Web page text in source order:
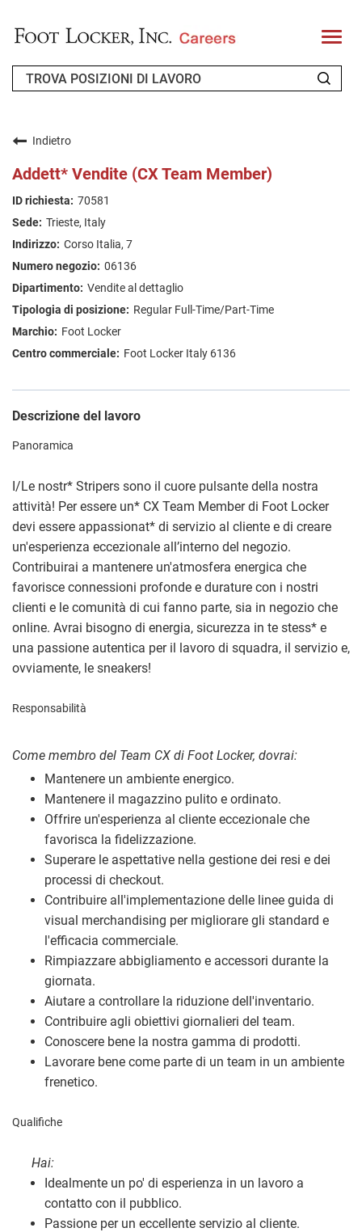
T
o
l
FAQ
CERCA LAVORO
Indietro
Addett* Vendite (CX Team Member)
70581
Trieste, Italy
Corso Italia, 7
06136
Vendite al dettaglio
Regular Full-Time/Part-Time
Foot Locker
Foot Locker Italy 6136
Descrizione del lavoro
Panoramica
I/Le nostr* Stripers sono il cuore pulsante della nostra
attività! Per essere un* CX Team Member di Foot Locker
devi essere appassionat* di servizio al cliente e di creare
un'esperienza eccezionale all’interno del negozio.
Contribuirai a mantenere un'atmosfera energica che
favorisce connessioni profonde e durature con i nostri
clienti e le comunità di cui fanno parte, sia in negozio che
online. Avrai bisogno di energia, sicurezza in te stess* e
una passione autentica per il lavoro di squadra, il servizio e,
ovviamente, le sneakers!
Responsabilità
Come membro del Team CX di Foot Locker, dovrai:
Mantenere un ambiente energico.
Mantenere il magazzino pulito e ordinato.
Offrire un'esperienza al cliente eccezionale che
favorisca la fidelizzazione.
Superare le aspettative nella gestione dei resi e dei
processi di checkout.
Contribuire all'implementazione delle linee guida di
visual merchandising per migliorare gli standard e
l'efficacia commerciale.
Rimpiazzare abbigliamento e accessori durante la
giornata.
Aiutare a controllare la riduzione dell'inventario.
Contribuire agli obiettivi giornalieri del team.
Conoscere bene la nostra gamma di prodotti.
Lavorare bene come parte di un team in un ambiente
frenetico.
Qualifiche
Hai:
Idealmente un po' di esperienza in un lavoro a
contatto con il pubblico.
Passione per un eccellente servizio al cliente.